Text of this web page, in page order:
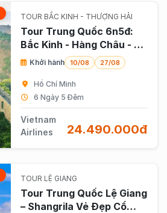
TOUR BẮC KINH - THƯỢNG HẢI
Tour Trung Quốc 6n5đ:
Bắc Kinh - Hàng Châu - Ô
Trấn - Thượng Hải
Khởi hành 10/08 27/08
Hồ Chí Minh
6 Ngày 5 Đêm
Vietnam
Airlines
24.490.000đ
TOUR LỆ GIANG
Tour Trung Quốc Lệ Giang
– Shangrila Vẻ Đẹp Cổ